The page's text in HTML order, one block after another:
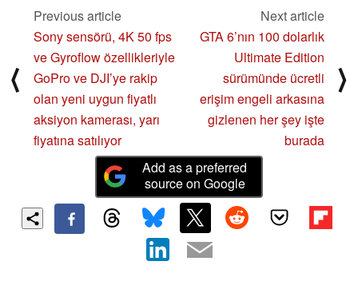
⟨
Previous article
Sony sensörü, 4K 50 fps
ve Gyroflow özellikleriyle
GoPro ve DJI’ye rakip
olan yeni uygun fiyatlı
aksiyon kamerası, yarı
fiyatına satılıyor
Next article
GTA 6’nın 100 dolarlık
Ultimate Edition
sürümünde ücretli
erişim engeli arkasına
gizlenen her şey işte
burada
⟩
Add as a preferred
source on Google